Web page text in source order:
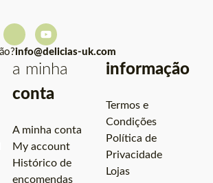
info@delicias-uk.com
a minha
conta
A minha conta
My account
Histórico de
encomendas
informação
Termos e
Condições
Política de
Privacidade
Lojas